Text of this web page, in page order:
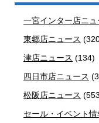
一宮インター店ニュ
東郷店ニュース
津店ニュース (134)
四日市店ニュース
松阪店ニュース
セール・イベント情